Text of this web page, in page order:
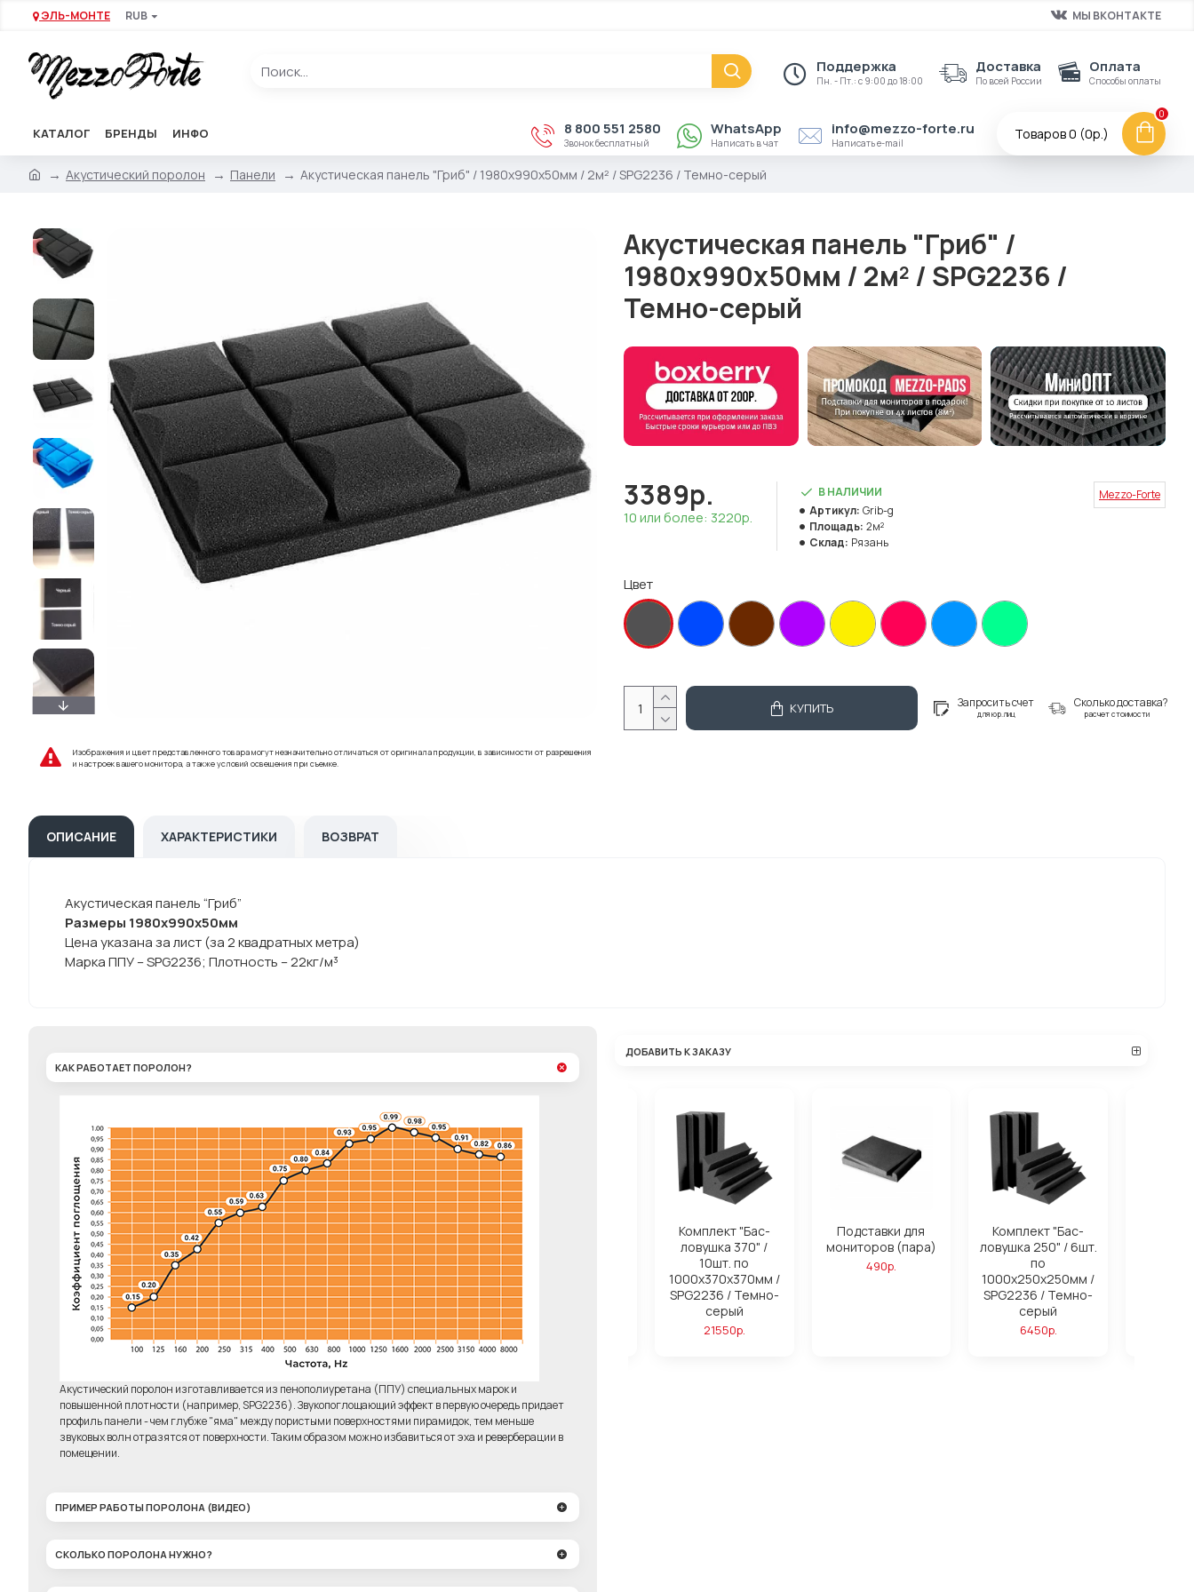
ЭЛЬ-МОНТЕ RUB МЫ ВКОНТАКТЕ
Поддержка
Пн. - Пт.: с 9:00 до 18:00
Доставка
По всей России
Оплата
Способы оплаты
КАТАЛОГ БРЕНДЫ ИНФО 8 800 551 2580
Звонок бесплатный
WhatsApp
Написать в чат
info@mezzo-forte.ru
Написать e-mail
Товаров 0 (0р.)
0
Акустический поролон Панели Акустическая панель "Гриб" / 1980х990х50мм / 2м² / SPG2236 / Темно-серый
Изображения и цвет представленного товара могут незначительно отличаться от оригинала продукции, в зависимости от разрешения
и настроек вашего монитора, а также условий освещения при съемке.
Акустическая панель "Гриб" /
1980х990х50мм / 2м² / SPG2236 /
Темно-серый
3389р.
10 или более: 3220р.
В НАЛИЧИИ
Артикул: Grib-g
Площадь: 2м²
Склад: Рязань
Mezzo-Forte
Цвет
КУПИТЬ Запросить счет
для юр.лиц
Сколько доставка?
расчет стоимости
КАК РАБОТАЕТ ПОРОЛОН?
Акустический поролон изготавливается из пенополиуретана (ППУ) специальных марок и
повышенной плотности (например, SPG2236). Звукопоглощающий эффект в первую очередь придает
профиль панели - чем глубже "яма" между пористыми поверхностями пирамидок, тем меньше
звуковых волн отразятся от поверхности. Таким образом можно избавиться от эха и реверберации в
помещении.
ПРИМЕР РАБОТЫ ПОРОЛОНА (ВИДЕО)
СКОЛЬКО ПОРОЛОНА НУЖНО?
ДОБАВИТЬ К ЗАКАЗУ
Комплект 6 штук
"Бас-ловушка"
6450р.
Клей для поролона
Elabond Basic
750р.
Комплект "Бас-
1000х280х280мм /
SPG2236 / Темно-
Комплект "Бас-
ловушка 370" /
10шт. по
1000х370х370мм /
SPG2236 / Темно-
серый
21550р.
Подставки для
мониторов (пара)
490р.
Комплект "Бас-
ловушка 250" / 6шт.
по
1000х250х250мм /
SPG2236 / Темно-
серый
6450р.
ОПИСАНИЕ ХАРАКТЕРИСТИКИ ВОЗВРАТ
Акустическая панель “Гриб”
Размеры 1980х990х50мм
Цена указана за лист (за 2 квадратных метра)
Марка ППУ – SPG2236; Плотность – 22кг/м³